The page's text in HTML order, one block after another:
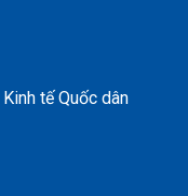
tế Quốc dân